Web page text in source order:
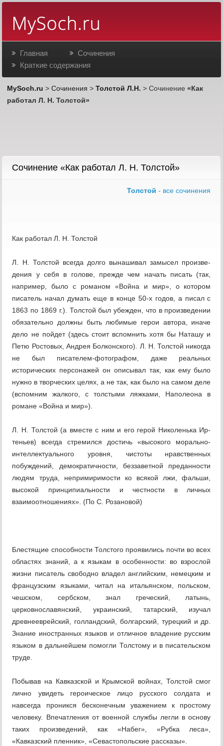
Главная
Сочинения
Краткие содержания
MySoch.ru >Сочинения >Толстой Л.Н. > Сочинение«Как
работал Л. Н. Толстой»
Сочинение «Как работал Л. Н. Толстой»
Толстой - все сочинения
Как работал Л. Н. Толстой
Л. Н. Толстой всегда долго вынашивал замысел произве­
дения у себя в голове, прежде чем начать писать (так,
например, было с романом «Война и мир», о котором
писатель начал ду­мать еще в конце 50-х годов, а писал с
1863 по 1869 г.). Толстой был убежден, что в произведении
обязательно должны быть любимые герои автора, иначе
дело не пойдет (здесь стоит вспомнить хотя бы Наташу и
Петю Ростовых, Андрея Болкон­ского). Л. Н. Толстой никогда
не был писателем-фотографом, даже реальных
исторических персонажей он описывал так, как ему было
нужно в творческих целях, а не так, как было на са­мом деле
(вспомним жалкого, с толстыми ляжками, Наполеона в
романе «Война и мир»).
Л. Н. Толстой (а вместе с ним и его герой Николенька Ир­
теньев) всегда стремился достичь «высокого морально-
интеллектуального уровня, чистоты нравственных
побуждений, демокра­тичности, беззаветной преданности
людям труда, непримиримо­сти ко всякой лжи, фальши,
высокой принципиальности и чест­ности в личных
взаимоотношениях». (По С. Розановой)
Блестящие способности Толстого проявились почти во всех
областях знаний, а к языкам в особенности: во взрослой
жизни писатель свободно владел английским, немецким и
фран­цузским языками, читал на итальянском, польском,
чешском, сербском, знал греческий, латынь,
церковнославянский, украин­ский, татарский, изучал
древнееврейский, голландский, болгар­ский, турецкий и др.
Знание иностранных языков и отличное владение русским
языком в дальнейшем помогли Толстому и в писательском
труде.
Побывав на Кавказской и Крымской войнах, Толстой смог
лично увидеть героическое лицо русского солдата и
навсегда проникся бесконечным уважением к простому
человеку. Впечат­ления от военной службы легли в основу
таких произведений, как «Набег», «Рубка леса»,
«Кавказский пленник», «Севастопольские рассказы».